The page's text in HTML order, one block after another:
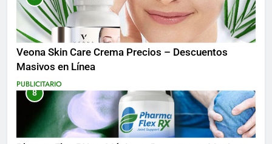
Veona Skin Care Crema Precios – Descuentos
Masivos en Línea
PUBLICITARIO
8